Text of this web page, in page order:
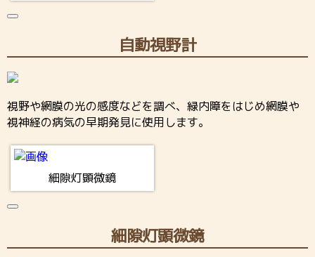
自動視野計
視野や網膜の光の感度などを調べ、緑内障をはじめ網膜や
視神経の病気の早期発見に使用します。
細隙灯顕微鏡
細隙灯顕微鏡